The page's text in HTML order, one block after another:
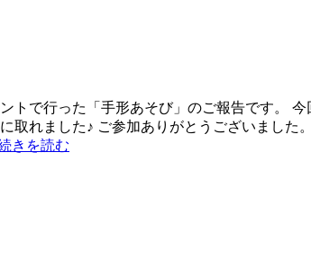
トで行った「手形あそび」のご報告です。
に取れました♪ ご参加ありがとうござい
きを読む